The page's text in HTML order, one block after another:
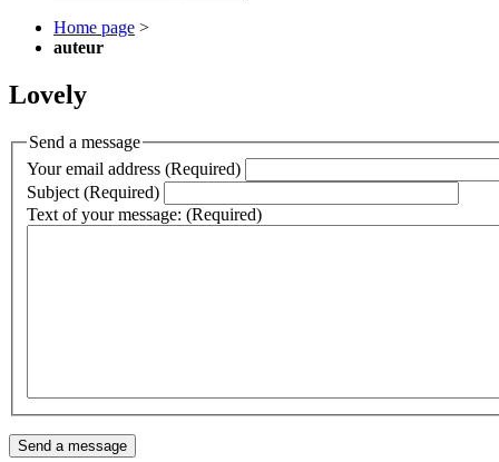
Home page >
auteur
Lovely
Send a message
Your email address (Required)
Subject (Required)
Text of your message: (Required)